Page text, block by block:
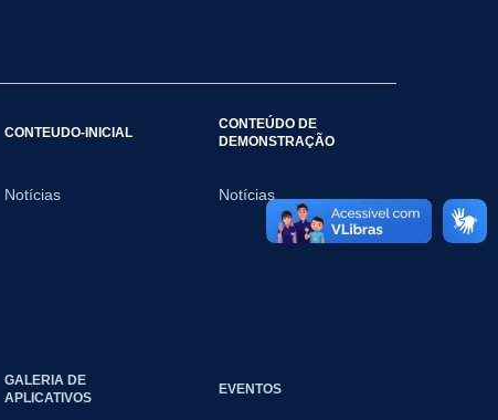
CONTEUDO-INICIAL
Notícias
CONTEÚDO DE
DEMONSTRAÇÃO
Notícias
GALERIA DE
APLICATIVOS
EVENTOS